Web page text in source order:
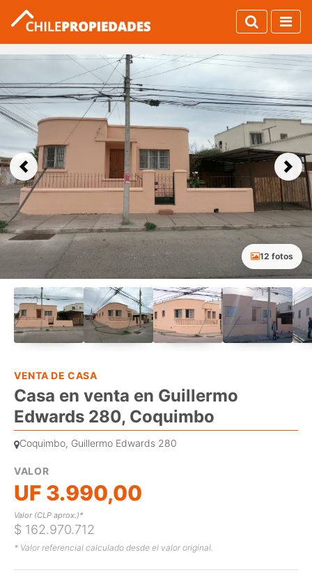
Previous Next
12 fotos
VENTA DE CASA
Casa en venta en Guillermo
Edwards 280, Coquimbo
Coquimbo, Guillermo Edwards 280
VALOR
UF 3.990,00
Valor (CLP aprox.)*
$ 162.970.712
* Valor referencial calculado desde el valor original.